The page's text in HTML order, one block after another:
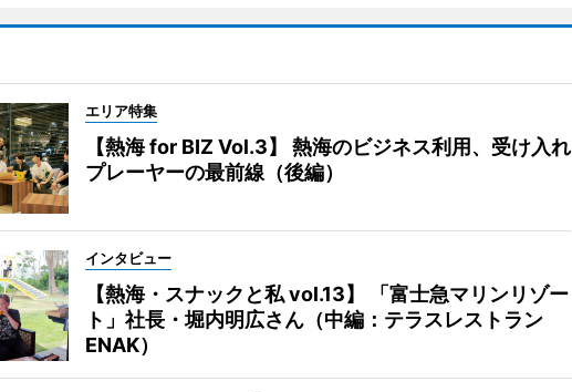
エリア特集
【熱海 for BIZ Vol.3】 熱海のビジネス利用、受け入れ
プレーヤーの最前線（後編）
インタビュー
【熱海・スナックと私 vol.13】 「富士急マリンリゾー
ト」社長・堀内明広さん（中編：テラスレストラン
ENAK）